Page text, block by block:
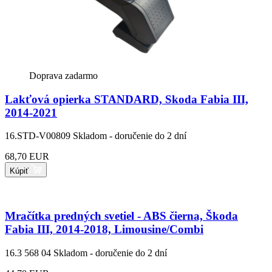
Doprava zadarmo
Lakťová opierka STANDARD, Skoda Fabia III,
2014-2021
16.STD-V00809 Skladom - doručenie do 2 dní
68,70 EUR
Kúpiť
Mračítka predných svetiel - ABS čierna, Škoda
Fabia III, 2014-2018, Limousine/Combi
16.3 568 04 Skladom - doručenie do 2 dní